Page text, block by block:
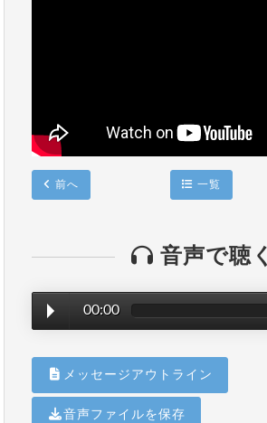
前へ 一覧
音声で聴く
00:00
メッセージアウトライン
音声ファイルを保存